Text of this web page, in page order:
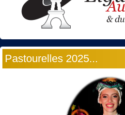
Pastourelles 2025...